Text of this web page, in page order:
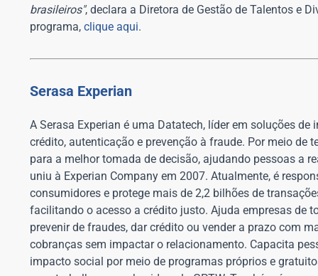
brasileiros", declara a Diretora de Gestão de Talentos e
programa, clique aqui.
Serasa Experian
A Serasa Experian é uma Datatech, líder em soluções
crédito, autenticação e prevenção à fraude. Por meio
para a melhor tomada de decisão, ajudando pessoas a
uniu à Experian Company em 2007. Atualmente, é
consumidores e protege mais de 2,2 bilhões de
facilitando o acesso a crédito justo. Ajuda empresas de
prevenir de fraudes, dar crédito ou vender a prazo com
cobranças sem impactar o relacionamento. Capacita
impacto social por meio de programas próprios e